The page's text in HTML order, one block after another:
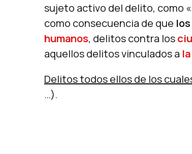
sujeto activo del delito, como «
como consecuencia de que
humanos, delitos contra los
aquellos delitos vinculados a
Delitos todos ellos de los
…).